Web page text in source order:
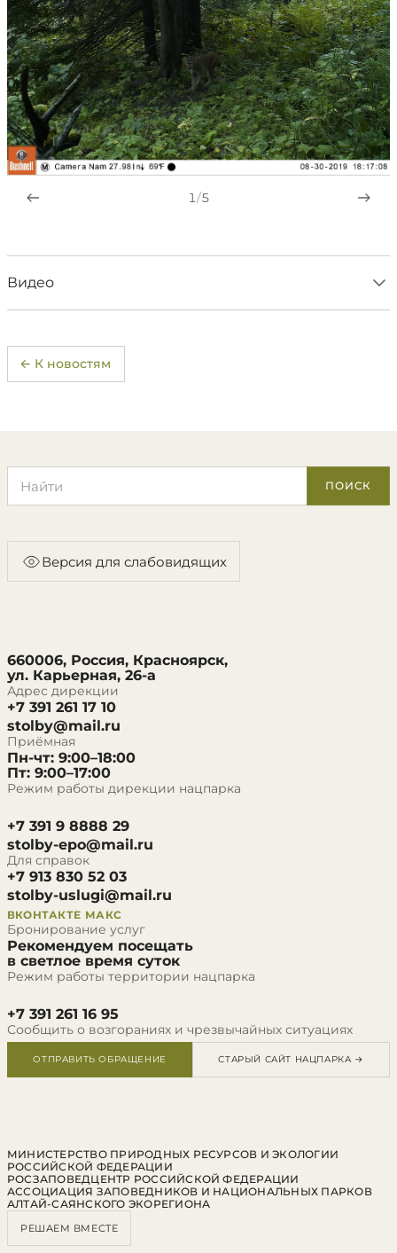
1/5
Видео
← К новостям
ПОИСК
Версия для слабовидящих
660006, Россия, Красноярск,
ул. Карьерная, 26-а
Адрес дирекции
+7 391 261 17 10
stolby@mail.ru
Приёмная
Пн-чт: 9:00–18:00
Пт: 9:00–17:00
Режим работы дирекции нацпарка
+7 391 9 8888 29
stolby-epo@mail.ru
Для справок
+7 913 830 52 03
stolby-uslugi@mail.ru
ВКОНТАКТЕ МАКС
Бронирование услуг
Рекомендуем посещать
в светлое время суток
Режим работы территории нацпарка
+7 391 261 16 95
Сообщить о возгораниях и чрезвычайных ситуациях
ОТПРАВИТЬ ОБРАЩЕНИЕ СТАРЫЙ САЙТ НАЦПАРКА →
МИНИСТЕРСТВО ПРИРОДНЫХ РЕСУРСОВ И ЭКОЛОГИИ
РОССИЙСКОЙ ФЕДЕРАЦИИ
РОСЗАПОВЕДЦЕНТР РОССИЙСКОЙ ФЕДЕРАЦИИ
АССОЦИАЦИЯ ЗАПОВЕДНИКОВ И НАЦИОНАЛЬНЫХ ПАРКОВ
АЛТАЙ-САЯНСКОГО ЭКОРЕГИОНА
РЕШАЕМ ВМЕСТЕ